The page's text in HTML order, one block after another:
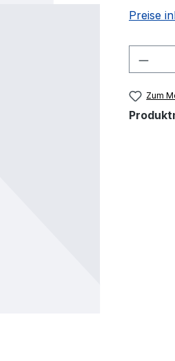
Preise
Zum